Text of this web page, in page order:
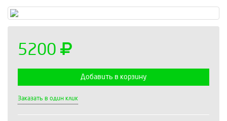
5200
Добавить в корзину
Заказать в один клик